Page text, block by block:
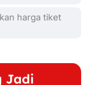
harga tiket
Jadi